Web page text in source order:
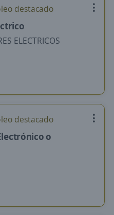
destacado
ELECTRICOS
destacado
o